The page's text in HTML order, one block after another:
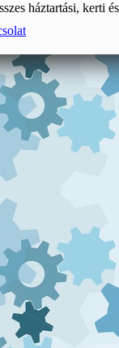
háztartási, kerti